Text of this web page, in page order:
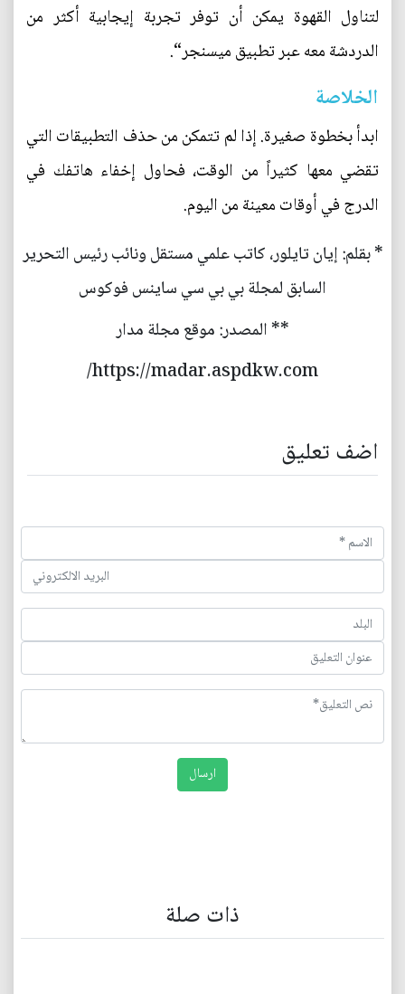
لتناول القهوة يمكن أن توفر تجربة إيجابية أكثر من
الدردشة معه عبر تطبيق ميسنجر“.
الخلاصة
ابدأ بخطوة صغيرة. إذا لم تتمكن من حذف التطبيقات التي
تقضي معها كثيراً من الوقت، فحاول إخفاء هاتفك في
الدرج في أوقات معينة من اليوم.
* بقلم: إيان تايلور، كاتب علمي مستقل ونائب رئيس التحرير
السابق لمجلة بي بي سي ساينس فوكوس
** المصدر: موقع مجلة مدار
https://madar.aspdkw.com/
اضف تعليق
ذات صلة